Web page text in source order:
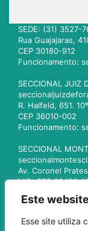
Este
Esse site utiliza
SEDE: (31) 3527-
Rua Guajajaras,
CEP 30180-912
Funcionamento:
SECCIONAL JUIZ
R. Halfeld, 651.
CEP 36010-002
Funcionamento:
SECCIONAL
Av. Coronel
MG. CEP 39400-